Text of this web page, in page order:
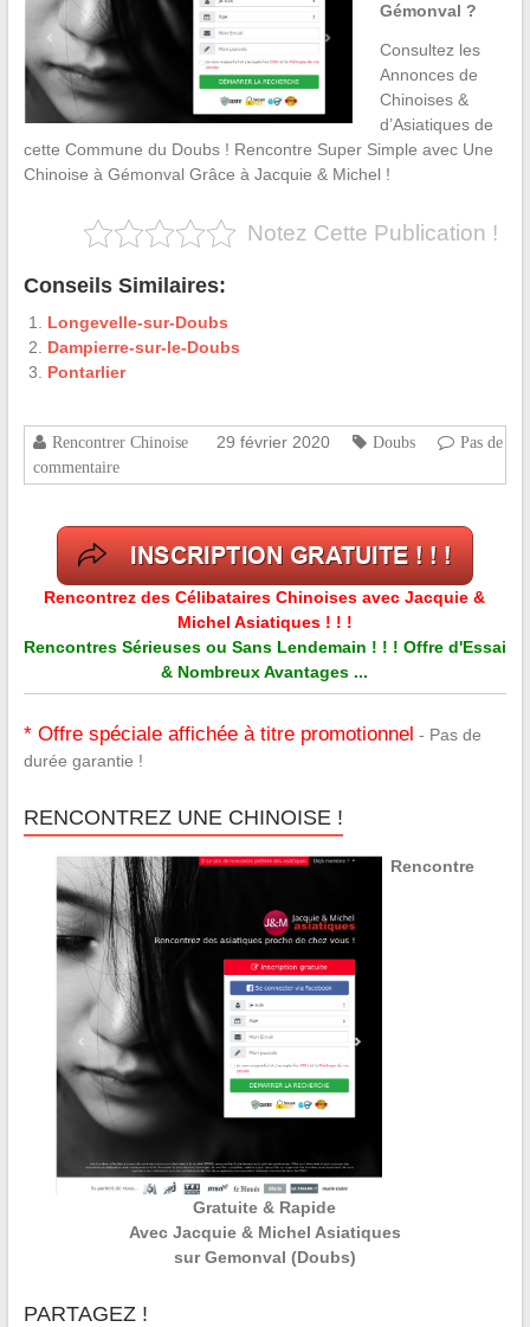
Gémonval ?
Consultez les
Annonces de
Chinoises &
d’Asiatiques de
cette Commune du Doubs ! Rencontre Super Simple avec Une
Chinoise à Gémonval Grâce à Jacquie & Michel !
Notez Cette Publication !
Conseils Similaires:
Longevelle-sur-Doubs
Dampierre-sur-le-Doubs
Pontarlier
Rencontrer Chinoise 29 février 2020 Doubs
Pas de
commentaire
Rencontrez des Célibataires Chinoises avec Jacquie &
Michel Asiatiques ! ! !
Rencontres Sérieuses ou Sans Lendemain ! ! ! Offre d'Essai
& Nombreux Avantages ...
* Offre spéciale affichée à titre promotionnel - Pas de
durée garantie !
RENCONTREZ UNE CHINOISE !
Rencontre
Gratuite & Rapide
Avec Jacquie & Michel Asiatiques
sur Gemonval (Doubs)
PARTAGEZ !